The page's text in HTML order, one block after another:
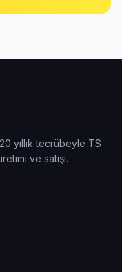
yıllık tecrübeyle TS
ve satışı.